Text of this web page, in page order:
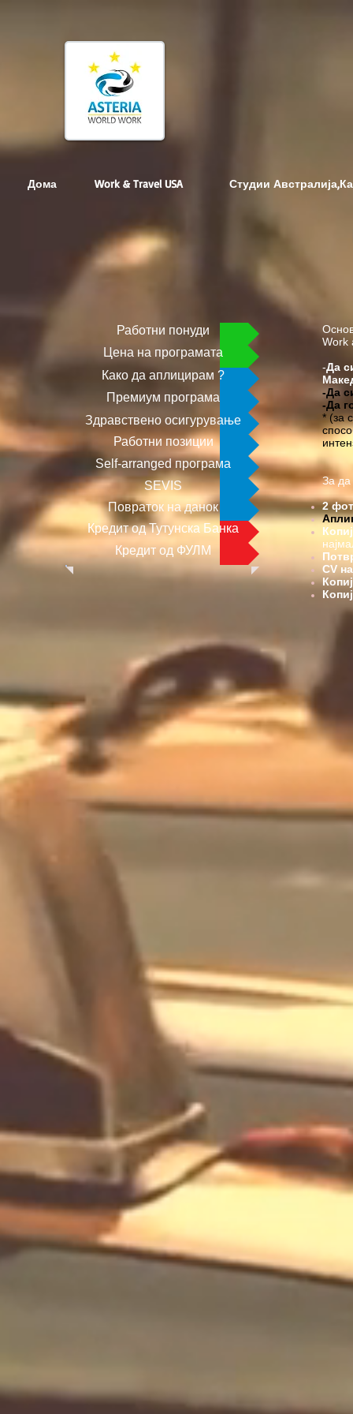
Дома Work & Travel USA Студии
Работни понуди
Цена на програмата
Како да аплицирам ?
Премиум програма
Здравствено осигурување
Работни позиции
Self-arranged програма
SEVIS
Повраток на данок
Кредит од Тутунска Банка
Кредит од ФУЛМ
Work
-Да
-Да
-Да
* (за
За
2
CV